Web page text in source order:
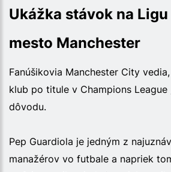
Ukážka stávok na
mesto Manchester
Fanúšikovia Manchester City
klub po titule v Champions
dôvodu.
Pep Guardiola je jedným z
manažérov vo futbale a napriek